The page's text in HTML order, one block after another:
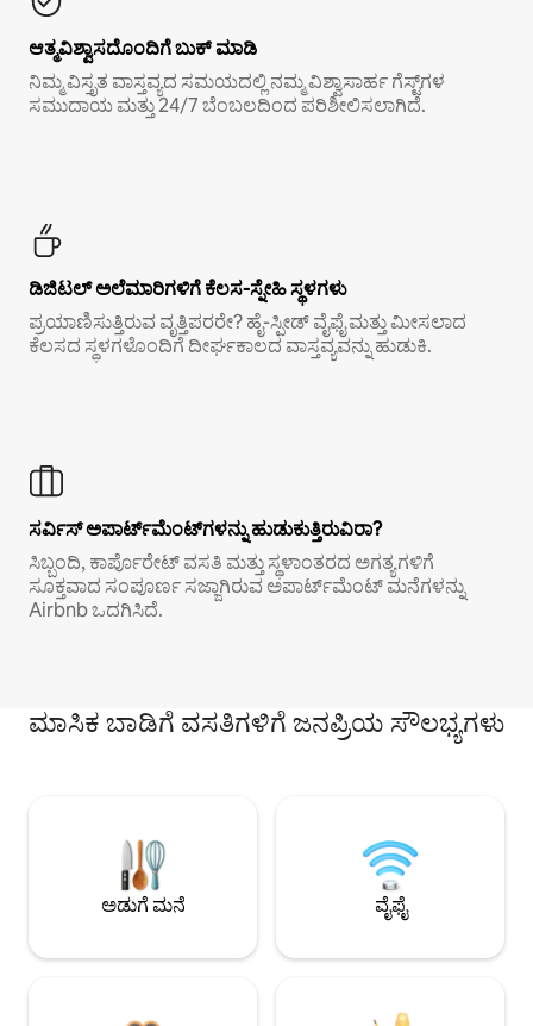
ಆತ್ಮವಿಶ್ವಾಸದೊಂದಿಗೆ ಬುಕ್ ಮಾಡಿ
ನಿಮ್ಮ ವಿಸ್ತೃತ ವಾಸ್ತವ್ಯದ ಸಮಯದಲ್ಲಿ ನಮ್ಮ ವಿಶ್ವಾಸಾರ್ಹ ಗೆಸ್ಟ್‌ಗಳ
ಸಮುದಾಯ ಮತ್ತು 24/7 ಬೆಂಬಲದಿಂದ ಪರಿಶೀಲಿಸಲಾಗಿದೆ.
ಡಿಜಿಟಲ್ ಅಲೆಮಾರಿಗಳಿಗೆ ಕೆಲಸ-ಸ್ನೇಹಿ ಸ್ಥಳಗಳು
ಪ್ರಯಾಣಿಸುತ್ತಿರುವ ವೃತ್ತಿಪರರೇ? ಹೈ-ಸ್ಪೀಡ್ ವೈಫೈ ಮತ್ತು ಮೀಸಲಾದ
ಕೆಲಸದ ಸ್ಥಳಗಳೊಂದಿಗೆ ದೀರ್ಘಕಾಲದ ವಾಸ್ತವ್ಯವನ್ನು ಹುಡುಕಿ.
ಸರ್ವಿಸ್ ಅಪಾರ್ಟ್‌ಮೆಂಟ್‌ಗಳನ್ನು ಹುಡುಕುತ್ತಿರುವಿರಾ?
ಸಿಬ್ಬಂದಿ, ಕಾರ್ಪೊರೇಟ್ ವಸತಿ ಮತ್ತು ಸ್ಥಳಾಂತರದ ಅಗತ್ಯಗಳಿಗೆ
ಸೂಕ್ತವಾದ ಸಂಪೂರ್ಣ ಸಜ್ಜಾಗಿರುವ ಅಪಾರ್ಟ್‌ಮೆಂಟ್ ಮನೆಗಳನ್ನು
Airbnb ಒದಗಿಸಿದೆ.
ಮಾಸಿಕ ಬಾಡಿಗೆ ವಸತಿಗಳಿಗೆ ಜನಪ್ರಿಯ ಸೌಲಭ್ಯಗಳು
ಅಡುಗೆ ಮನೆ ವೈಫೈ